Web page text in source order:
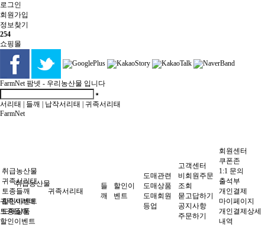
로그인
회원 가입
정보찾기
254
쇼핑몰
FarmNet팜넷 - 우리농산물 입니다
서리태 들깨 납작서리태
귀족서리태
FarmNet
취급농산물
귀족서리태
토종들깨
할인이벤트
취급농산물
귀족서리태
토종들깨
할인이벤트
도매상품
귀족서리태
들
깨
할인이
벤트
도매관련
도매상품
도매회원
등업
고객센터
비회원주문
조회
묻고답하기
공지사항
주문하기
회원센터
쿠폰존
1:1 문의
출석부
개인결제
마이페이지
개인결제상세
내역